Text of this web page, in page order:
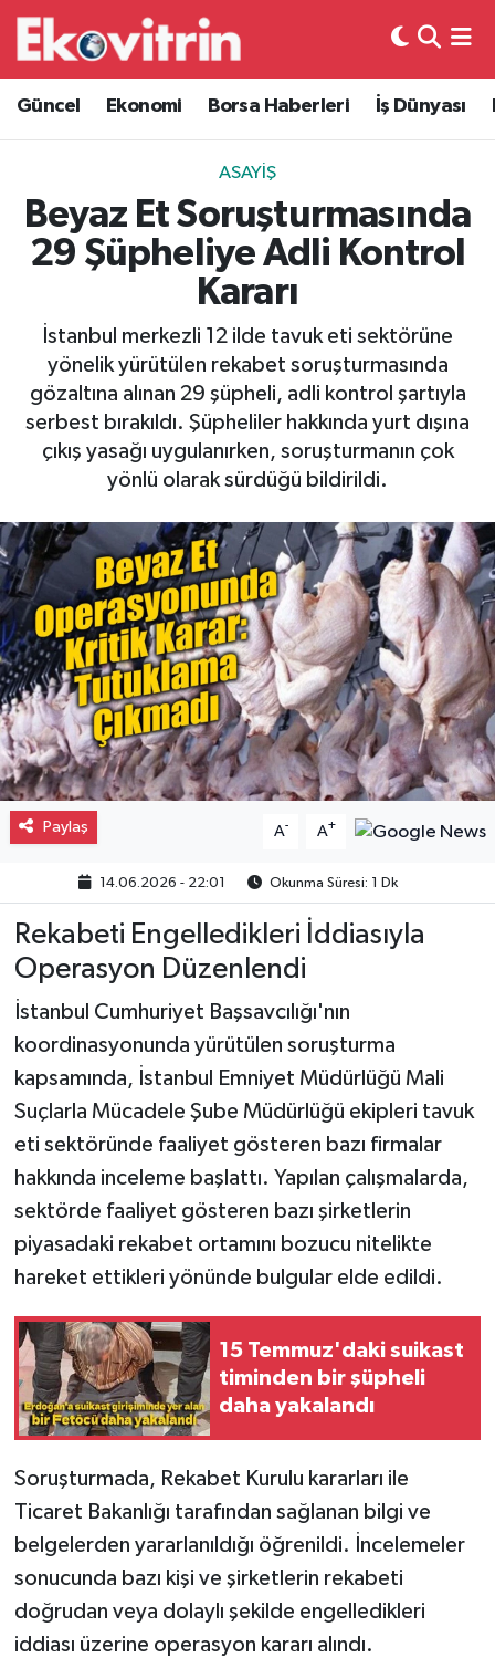
Güncel Ekonomi Borsa Haberleri İş Dünyası
ASAYIŞ
Beyaz Et Soruşturmasında
29 Şüpheliye Adli Kontrol
Kararı
İstanbul merkezli 12 ilde tavuk eti sektörüne
yönelik yürütülen rekabet soruşturmasında
gözaltına alınan 29 şüpheli, adli kontrol şartıyla
serbest bırakıldı. Şüpheliler hakkında yurt dışına
çıkış yasağı uygulanırken, soruşturmanın çok
yönlü olarak sürdüğü bildirildi.
Paylaş A- A+
14.06.2026 - 22:01 Okunma Süresi: 1 Dk
Rekabeti Engelledikleri İddiasıyla
Operasyon Düzenlendi
İstanbul Cumhuriyet Başsavcılığı'nın
koordinasyonunda yürütülen soruşturma
kapsamında, İstanbul Emniyet Müdürlüğü Mali
Suçlarla Mücadele Şube Müdürlüğü ekipleri tavuk
eti sektöründe faaliyet gösteren bazı firmalar
hakkında inceleme başlattı. Yapılan çalışmalarda,
sektörde faaliyet gösteren bazı şirketlerin
piyasadaki rekabet ortamını bozucu nitelikte
hareket ettikleri yönünde bulgular elde edildi.
15 Temmuz'daki suikast
timinden bir şüpheli
daha yakalandı
Soruşturmada, Rekabet Kurulu kararları ile
Ticaret Bakanlığı tarafından sağlanan bilgi ve
belgelerden yararlanıldığı öğrenildi. İncelemeler
sonucunda bazı kişi ve şirketlerin rekabeti
doğrudan veya dolaylı şekilde engelledikleri
iddiası üzerine operasyon kararı alındı.
Güncel
Ekonomi
Borsa Haberleri
İş Dünyası
Otovitrin
Asayiş
Magazin
Gayrimenkul
Spor
Eğitim
Hava Durumu
Trafik Durumu
Süper Lig Puan Durumu ve Fikstür
Tüm Manşetler
Son Dakika Haberleri
Haber Arşivi